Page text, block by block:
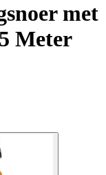
met
Meter